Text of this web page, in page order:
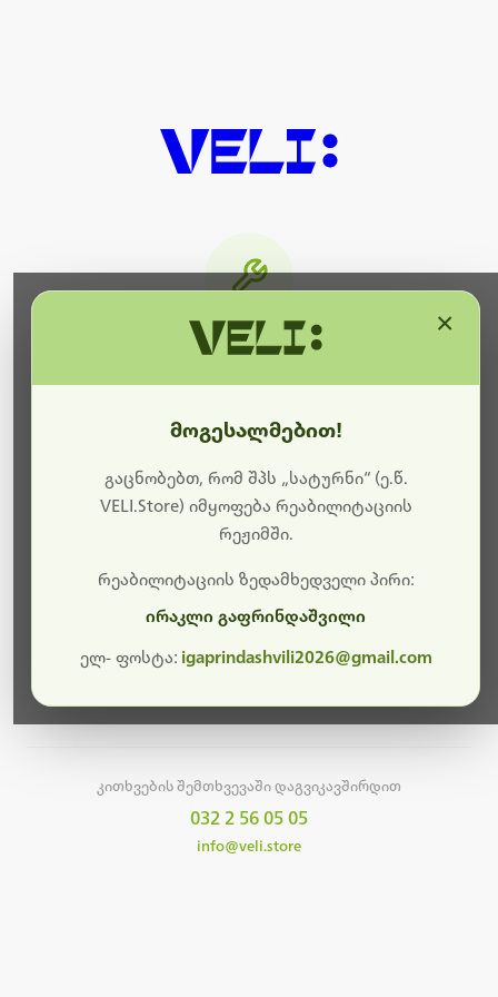
ბოდიშს გიხდით შეფერხებისთვის. ამჟამად
მიმდინარეობს საიტის განახლება და ტექნიკური
სამუშაოები.
მალე ისევ ხელმისაწვდომი იქნება. გმადლობთ
კითხვების შემთხვევაში დაგვიკავშირდით
032 2 56 05 05
info@veli.store
მოგესალმებით!
გაცნობებთ, რომ შპს „სატურნი“ (ე.წ.
VELI.Store) იმყოფება რეაბილიტაციის
რეჟიმში.
რეაბილიტაციის ზედამხედველი პირი:
ირაკლი გაფრინდაშვილი
ელ- ფოსტა: igaprindashvili2026@gmail.com
×